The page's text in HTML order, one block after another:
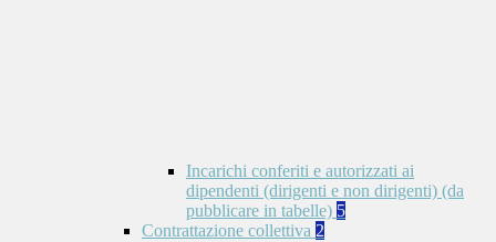
Incarichi conferiti e autorizzati ai
dipendenti (dirigenti e non dirigenti) (da
pubblicare in tabelle) 5
Contrattazione collettiva 2